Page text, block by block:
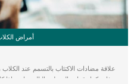
أمراض
علاقة مضادات الاكتئاب بالتسمم عند
فاستكمل قراءة السطور التالية خاصة اذا